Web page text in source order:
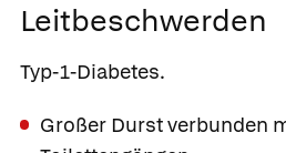
Leitbeschwerden
Typ-1-Diabetes.
Großer Durst verbunden